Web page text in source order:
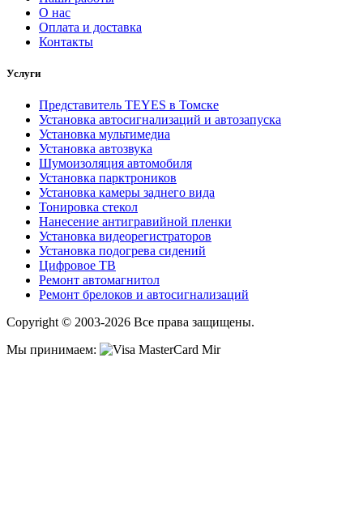
О нас
Оплата и доставка
Контакты
Услуги
Представитель TEYES в Томске
Установка автосигнализаций и автозапуска
Установка мультимедиа
Установка автозвука
Шумоизоляция автомобиля
Установка парктроников
Установка камеры заднего вида
Тонировка стекол
Нанесение антигравийной пленки
Установка видеорегистраторов
Установка подогрева сидений
Цифровое ТВ
Ремонт автомагнитол
Ремонт брелоков и автосигнализаций
Copyright © 2003-2026 Все права защищены.
Мы принимаем: